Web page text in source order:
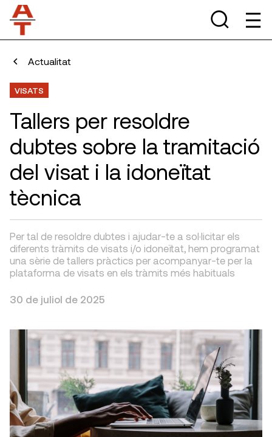
Actualitat
VISATS
Tallers per resoldre
dubtes sobre la tramitació
del visat i la idoneïtat
tècnica
Per tal de resoldre dubtes i ajudar-te a sol·licitar els
diferents tràmits de visats i/o idoneïtat, hem programat
una sèrie de tallers pràctics per acompanyar-te per la
plataforma de visats en els tràmits més habituals
30 de juliol de 2025